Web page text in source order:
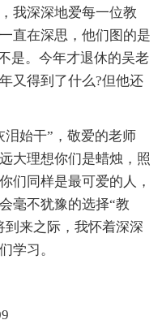
我深深地爱每一位教
直在深思，他们图的是
是。今年才退休的吴老
又得到了什么?但他还
始干”，敬爱的老师
大理想你们是蜡烛，照
们同样是最可爱的人，
毫不犹豫的选择“教
到来之际，我怀着深深
学习。